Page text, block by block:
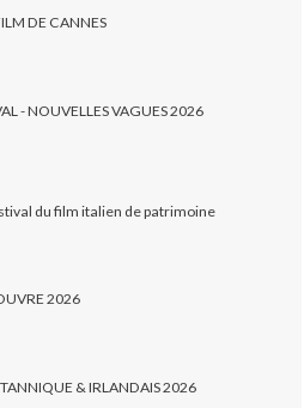
DE CANNES
- NOUVELLES VAGUES 2026
du film italien de patrimoine
2026
& IRLANDAIS 2026